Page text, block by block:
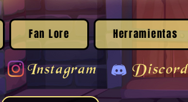
Fan Lore Herramientas
Instagram Discord